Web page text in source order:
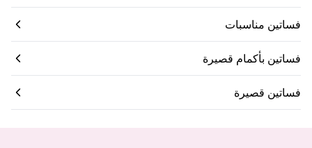
فساتين مناسبات
فساتين بأكمام قصيرة
فساتين قصيرة